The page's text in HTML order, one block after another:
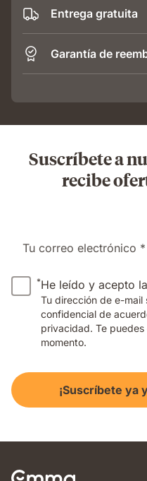
Entrega gratuita
Garantía de
Suscríbete a
recibe
Tu correo electrónico *
*He leído y acepto la
Tu dirección de e-
confidencial de
privacidad. Te
momento.
¡Suscríbete ya